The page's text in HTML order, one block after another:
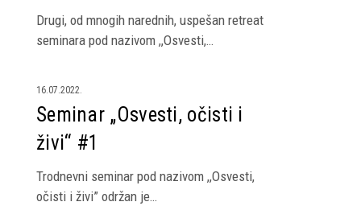
#2
Drugi, od mnogih narednih, uspešan retreat
seminara pod nazivom ,,Osvesti,…
Seminar
„Osvesti,
očisti
#1
16.07.2022.
Seminar „Osvesti, očisti i
živi“ #1
Trodnevni seminar pod nazivom ,,Osvesti,
očisti i živi” održan je…